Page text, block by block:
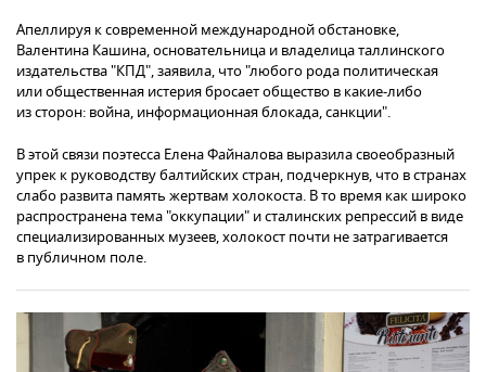
Апеллируя к современной международной обстановке,
Валентина Кашина, основательница и владелица таллинского
издательства "КПД", заявила, что "любого рода политическая
или общественная истерия бросает общество в какие-либо
из сторон: война, информационная блокада, санкции".
В этой связи поэтесса Елена Файналова выразила своеобразный
упрек к руководству балтийских стран, подчеркнув, что в странах
слабо развита память жертвам холокоста. В то время как широко
распространена тема "оккупации" и сталинских репрессий в виде
специализированных музеев, холокост почти не затрагивается
в публичном поле.